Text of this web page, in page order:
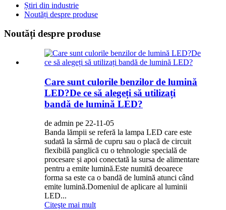
Știri din industrie
Noutăți despre produse
Noutăți despre produse
Care sunt culorile benzilor de lumină
LED?De ce să alegeți să utilizați
bandă de lumină LED?
de admin pe 22-11-05
Banda lămpii se referă la lampa LED care este
sudată la sârmă de cupru sau o placă de circuit
flexibilă panglică cu o tehnologie specială de
procesare și apoi conectată la sursa de alimentare
pentru a emite lumină.Este numită deoarece
forma sa este ca o bandă de lumină atunci când
emite lumină.Domeniul de aplicare al luminii
LED...
Citeşte mai mult